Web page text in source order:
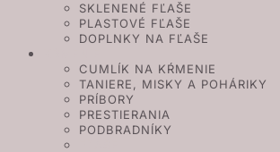
SKLENENÉ FĽAŠE
PLASTOVÉ FĽAŠE
DOPLNKY NA FĽAŠE
CUMLÍK NA KŔMENIE
TANIERE, MISKY A POHÁRIKY
PRÍBORY
PRESTIERANIA
PODBRADNÍKY